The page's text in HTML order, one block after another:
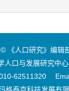
《人口研究》编辑
人口与发展研究中
62511320